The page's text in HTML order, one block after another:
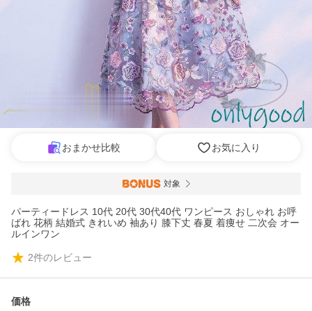
おまかせ比較 お気に入り
対象
パーティードレス 10代 20代 30代40代 ワンピース おしゃれ お呼
ばれ 花柄 結婚式 きれいめ 袖あり 膝下丈 春夏 着痩せ 二次会 オー
ルインワン
2件のレビュー
価格